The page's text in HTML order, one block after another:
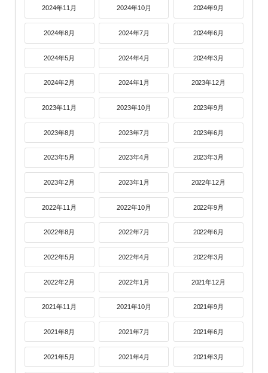
2024年11月 2024年10月 2024年9月
2024年8月 2024年7月 2024年6月
2024年5月 2024年4月 2024年3月
2024年2月 2024年1月 2023年12月
2023年11月 2023年10月 2023年9月
2023年8月 2023年7月 2023年6月
2023年5月 2023年4月 2023年3月
2023年2月 2023年1月 2022年12月
2022年11月 2022年10月 2022年9月
2022年8月 2022年7月 2022年6月
2022年5月 2022年4月 2022年3月
2022年2月 2022年1月 2021年12月
2021年11月 2021年10月 2021年9月
2021年8月 2021年7月 2021年6月
2021年5月 2021年4月 2021年3月